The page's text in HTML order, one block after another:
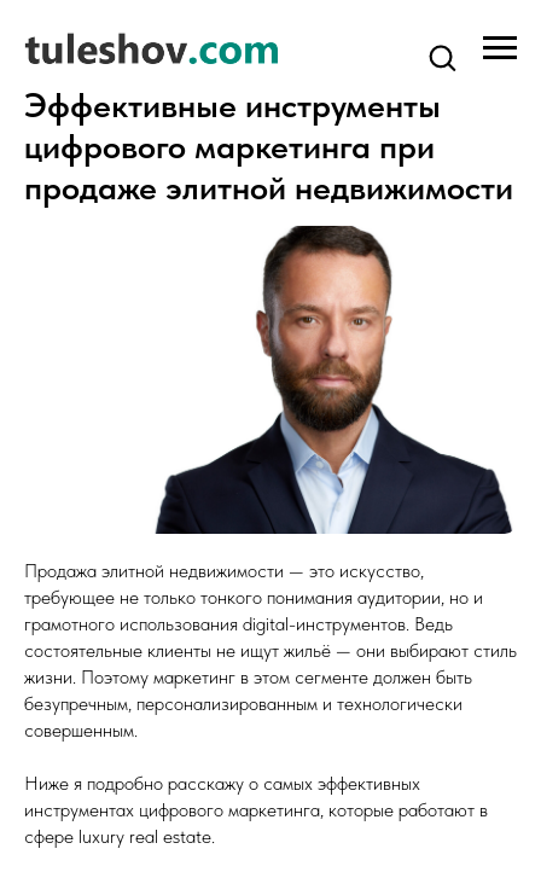
Эффективные инструменты
цифрового маркетинга при
продаже элитной недвижимости
Продажа элитной недвижимости — это искусство,
требующее не только тонкого понимания аудитории, но и
грамотного использования digital-инструментов. Ведь
состоятельные клиенты не ищут жильё — они выбирают стиль
жизни. Поэтому маркетинг в этом сегменте должен быть
безупречным, персонализированным и технологически
совершенным.
Ниже я подробно расскажу о самых эффективных
инструментах цифрового маркетинга, которые работают в
сфере luxury real estate.